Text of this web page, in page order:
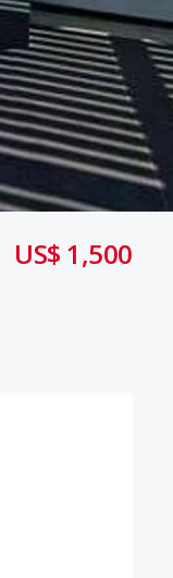
US$ 1,500